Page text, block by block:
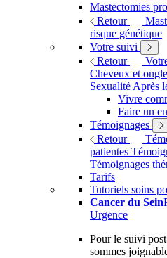
Mastectomies
Retour
risque génétique
Votre suivi
Retour
Cheveux et
Sexualité Après
Vivre
Faire un
Témoignages
Retour
patientes
Témoignages
Tarifs
Tutoriels soins
Cancer du Sein
Urgence
Pour le suivi
sommes